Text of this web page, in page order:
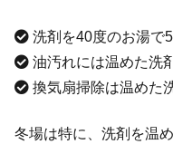
洗剤を40度のお湯で
油汚れには温めた洗
換気扇掃除は温めた
冬場は特に、洗剤を温